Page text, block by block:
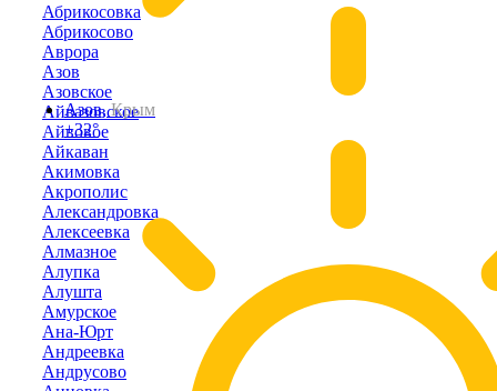
Азов,Крым
+32°
Абрикосовка
Абрикосово
Аврора
Азов
Азовское
Айвазовское
Айвовое
Айкаван
Акимовка
Акрополис
Александровка
Алексеевка
Алмазное
Алупка
Алушта
Амурское
Ана-Юрт
Андреевка
Андрусово